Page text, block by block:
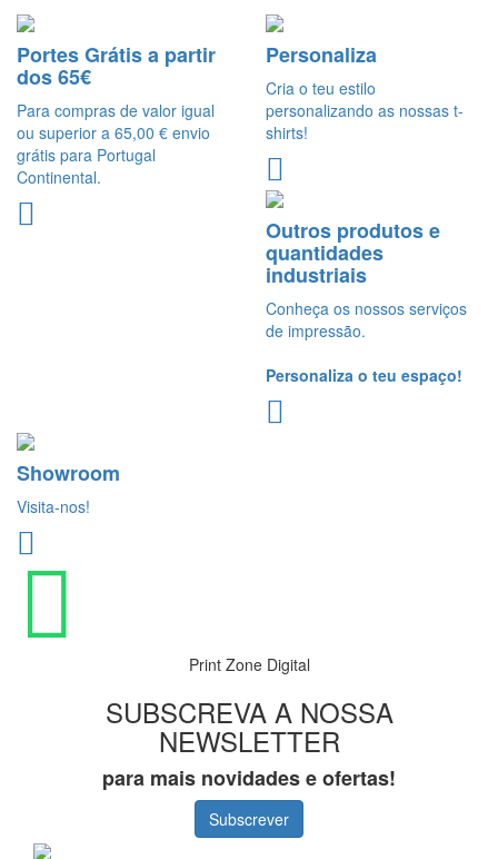
Portes Grátis a partir
dos 65€
Para compras de valor igual
ou superior a 65,00 € envio
grátis para Portugal
Continental.
Personaliza
Cria o teu estilo
personalizando as nossas t-
shirts!
Outros produtos e
quantidades
industriais
Conheça os nossos serviços
de impressão.
Personaliza o teu espaço!
Showroom
Visita-nos!
Print Zone Digital
SUBSCREVA A NOSSA
NEWSLETTER
para mais novidades e ofertas!
Subscrever